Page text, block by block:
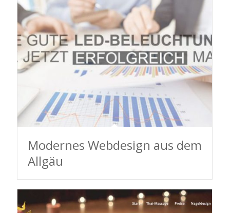
Modernes Webdesign aus dem
Allgäu